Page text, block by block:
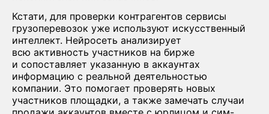
Кстати, для проверки контрагентов сервисы
грузоперевозок уже используют искусственный
интеллект. Нейросеть анализирует
всю активность участников на бирже
и сопоставляет указанную в аккаунтах
информацию с реальной деятельностью
компании. Это помогает проверять новых
участников площадки, а также замечать случаи